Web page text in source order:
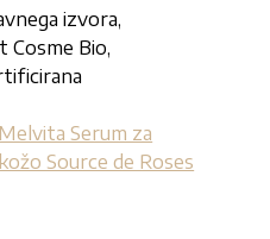
izvora,
Bio,
Serum za
Source de Roses